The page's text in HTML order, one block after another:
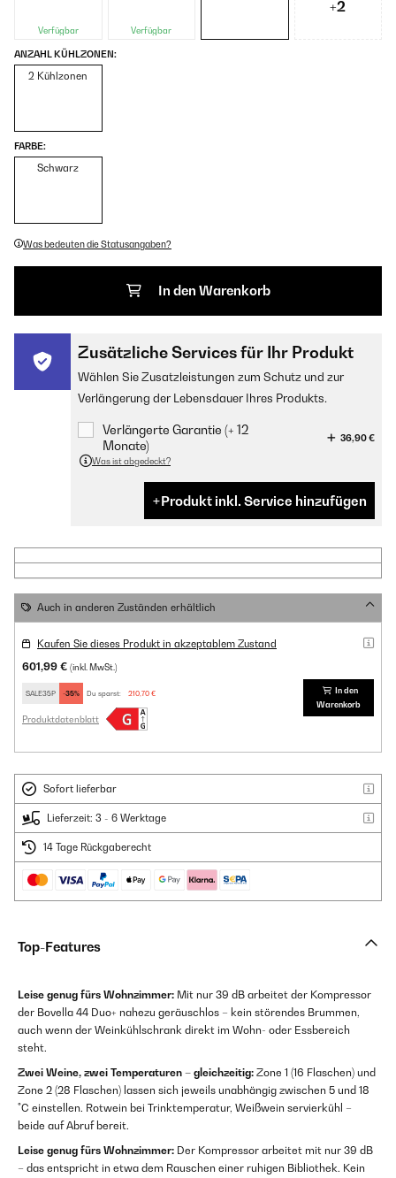
Verfügbar Verfügbar
+2
ANZAHL KÜHLZONEN:
2 Kühlzonen
FARBE:
Schwarz
Was bedeuten die Statusangaben?
In den Warenkorb
Zusätzliche Services für Ihr Produkt
Wählen Sie Zusatzleistungen zum Schutz und zur
Verlängerung der Lebensdauer Ihres Produkts.
Verlängerte Garantie (+ 12
Monate)
36,90 €
Was ist abgedeckt?
Produkt inkl. Service hinzufügen
Auch in anderen Zuständen erhältlich
Kaufen Sie dieses Produkt in akzeptablem Zustand
601,99 € (inkl. MwSt.)
SALE35P -35% Du sparst: 210,70 €
Produktdatenblatt
In den
Warenkorb
Sofort lieferbar
Lieferzeit: 3 - 6 Werktage
14 Tage Rückgaberecht
Top-Features
Leise genug fürs Wohnzimmer: Mit nur 39 dB arbeitet der Kompressor
der Bovella 44 Duo+ nahezu geräuschlos – kein störendes Brummen,
auch wenn der Weinkühlschrank direkt im Wohn- oder Essbereich
steht.
Zwei Weine, zwei Temperaturen – gleichzeitig: Zone 1 (16 Flaschen) und
Zone 2 (28 Flaschen) lassen sich jeweils unabhängig zwischen 5 und 18
°C einstellen. Rotwein bei Trinktemperatur, Weißwein servierkühl –
beide auf Abruf bereit.
Leise genug fürs Wohnzimmer: Der Kompressor arbeitet mit nur 39 dB
– das entspricht in etwa dem Rauschen einer ruhigen Bibliothek. Kein